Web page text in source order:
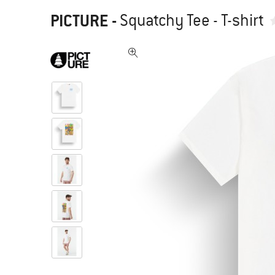
PICTURE -Squatchy Tee - T-shirt